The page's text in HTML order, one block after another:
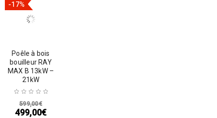
-17%
Poêle à bois
bouilleur RAY
MAX B 13kW –
21kW
599,00€
499,00€